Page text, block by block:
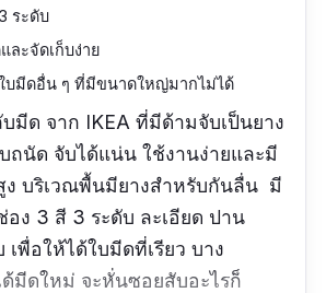
ระดับ
ละจัดเก็บง่าย
บมีดอื่น ๆ ที่มีขนาดใหญ่มากไม่ได้
มีด จาก IKEA ที่มีด้ามจับเป็นยาง
ถนัด จับได้แน่น ใช้งานง่ายและมี
บริเวณพื้นมียางสำหรับกันลื่น มี
อง 3 สี 3 ระดับ ละเอียด ปาน
เพื่อให้ได้ใบมีดที่เรียว บาง
มีดใหม่ จะหั่นซอยสับอะไรก็